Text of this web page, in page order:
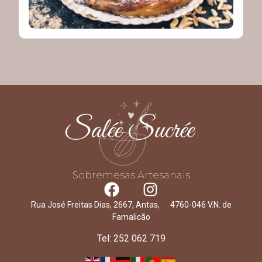
Sobremesas Artesanais
Rua José Freitas Dias, 2667, Antas, 4760-046 V.N. de
Famalicão
Tel: 252 062 719